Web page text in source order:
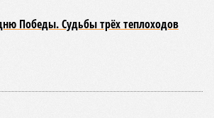
Но мы снова возвращаемся к
изменениям в ДНК, которые начисто
из всех возможных вариантов
мутации сокращают
продолжительность жизни с